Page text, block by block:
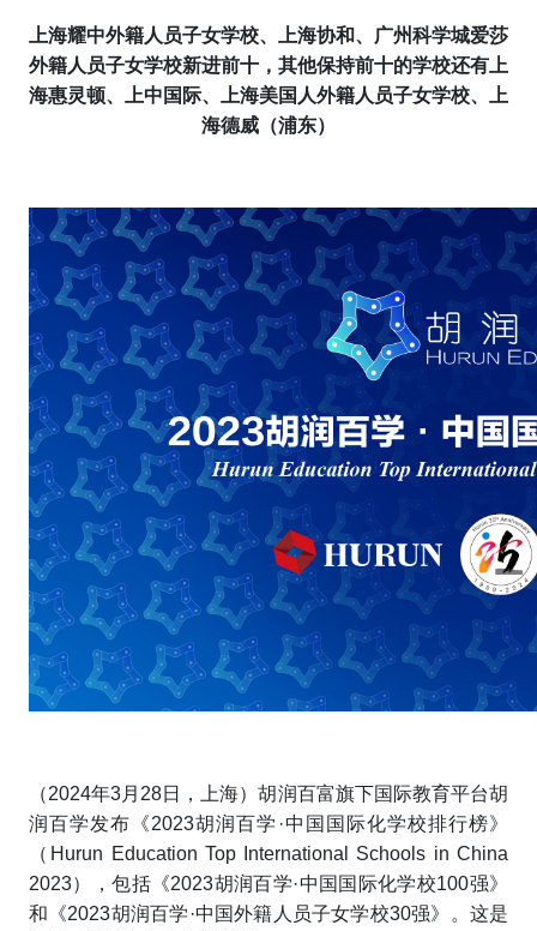
上海耀中外籍人员子女学校、
上海协和、广州科学城爱莎
外籍人员子女学校新进前十，其他保持前十的学校还有 上
海惠灵顿、
上中国际、上海美国人外籍人员子女学校、上
海德威（浦东）
（2024年3月28日，上海）胡润百富旗下国际教育平台胡
润百学发布 《2023胡润百学·中国国际化学校排行榜》
（ Hurun Education Top International Schools in China
2023），包括《2023胡润百学·中国国际化学校100强》
和《2023胡润百学·中国外籍人员子女学校30强》。这是